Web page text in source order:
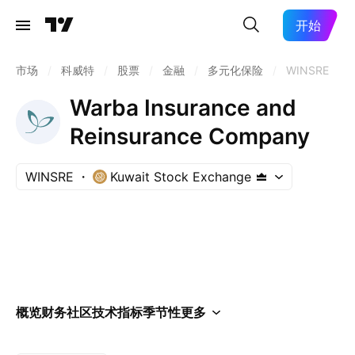
开始
市场 科威特 股票 金融 多元化保险 WINSRE
Warba Insurance and
Reinsurance Company
WINSRE Kuwait Stock Exchange
概览财务社区技术指标季节性更多